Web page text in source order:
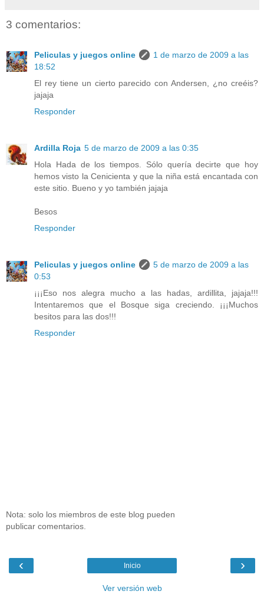
3 comentarios:
Peliculas y juegos online
1 de marzo de 2009 a las
18:52
El rey tiene un cierto parecido con Andersen, ¿no creéis?
jajaja
Responder
Ardilla Roja 5 de marzo de 2009 a las 0:35
Hola Hada de los tiempos. Sólo quería decirte que hoy
hemos visto la Cenicienta y que la niña está encantada con
este sitio. Bueno y yo también jajaja
Besos
Responder
Peliculas y juegos online
5 de marzo de 2009 a las
0:53
¡¡¡Eso nos alegra mucho a las hadas, ardillita, jajaja!!!
Intentaremos que el Bosque siga creciendo. ¡¡¡Muchos
besitos para las dos!!!
Responder
Nota: solo los miembros de este blog pueden
publicar comentarios.
‹ ›
Inicio
Ver versión web